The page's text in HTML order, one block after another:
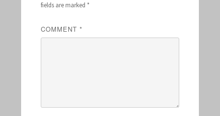
fields are marked *
COMMENT *